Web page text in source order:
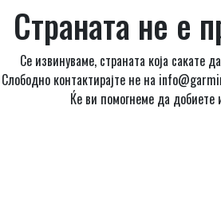
Страната не е
Се извинуваме, страната која сакате
Слободно контактирајте не на
Ќе ви помогнеме да добиете